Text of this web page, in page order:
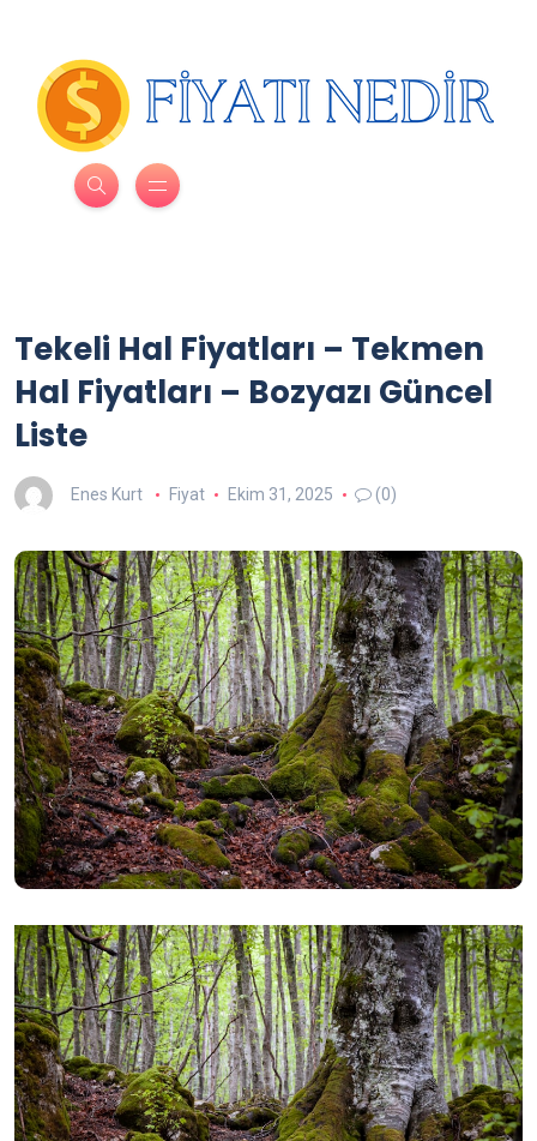
Tekeli Hal Fiyatları – Tekmen
Hal Fiyatları – Bozyazı Güncel
Liste
Enes Kurt Fiyat Ekim 31, 2025 (0)